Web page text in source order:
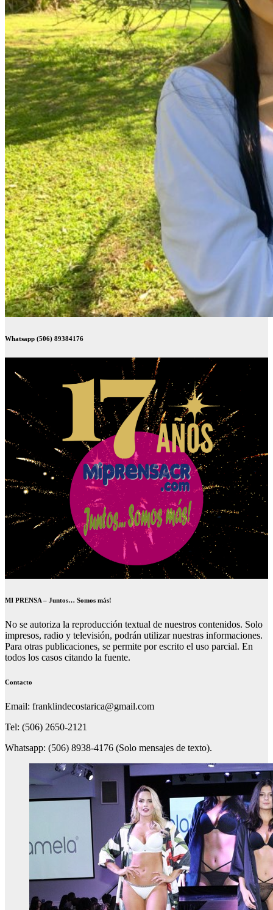
Whatsapp (506) 89384176
MI PRENSA – Juntos… Somos más!
No se autoriza la reproducción textual de nuestros contenidos. Solo
impresos, radio y televisión, podrán utilizar nuestras informaciones.
Para otras publicaciones, se permite por escrito el uso parcial. En
todos los casos citando la fuente.
Contacto
Email: franklindecostarica@gmail.com
Tel: (506) 2650-2121
Whatsapp: (506) 8938-4176 (Solo mensajes de texto).